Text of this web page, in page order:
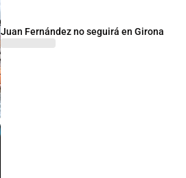
Juan Fernández no seguirá en Girona